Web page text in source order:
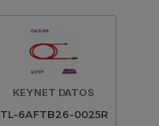
KEYNET DATOS
TL-6AFTB26-0025R